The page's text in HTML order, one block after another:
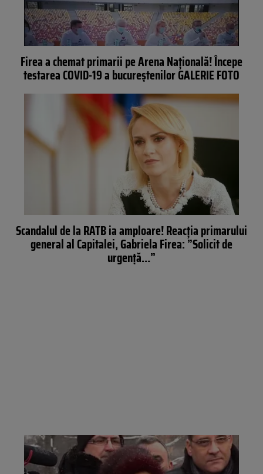
Firea a chemat primarii pe Arena Națională! Începe
testarea COVID-19 a bucureștenilor GALERIE FOTO
Scandalul de la RATB ia amploare! Reacția primarului
general al Capitalei, Gabriela Firea: ”Solicit de
urgență…”